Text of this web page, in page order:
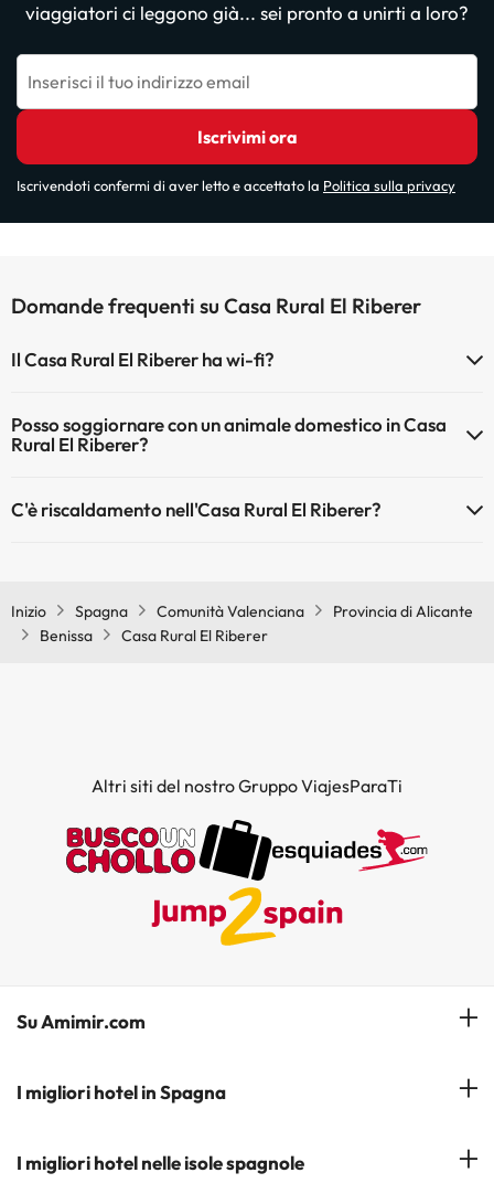
viaggiatori ci leggono già... sei pronto a unirti a loro?
Inserisci il tuo indirizzo email
Iscrivimi ora
Iscrivendoti confermi di aver letto e accettato la Politica sulla privacy
Domande frequenti su Casa Rural El Riberer
Il Casa Rural El Riberer ha wi-fi?
Posso soggiornare con un animale domestico in Casa
Rural El Riberer?
C'è riscaldamento nell'Casa Rural El Riberer?
Inizio
Spagna Comunità Valenciana
Provincia di Alicante
Benissa
Casa Rural El Riberer
Altri siti del nostro Gruppo ViajesParaTi
Su Amimir.com
Il Nostro Team
Iscrivetevi alla nostra newsletter
I migliori hotel in Spagna
Hotel a Salou
I migliori hotel nelle isole spagnole